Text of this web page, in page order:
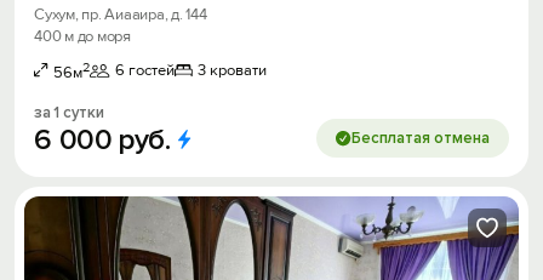
Сухум, пр. Аиааира, д. 144
400 м до моря
56м2 6 гостей 3 кровати
за 1 сутки
6 000 руб. Бесплатая отмена